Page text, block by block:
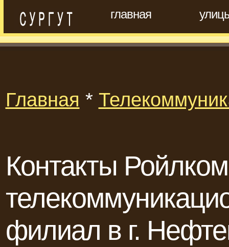
главная
Главная *
Контакты
филиал в г.